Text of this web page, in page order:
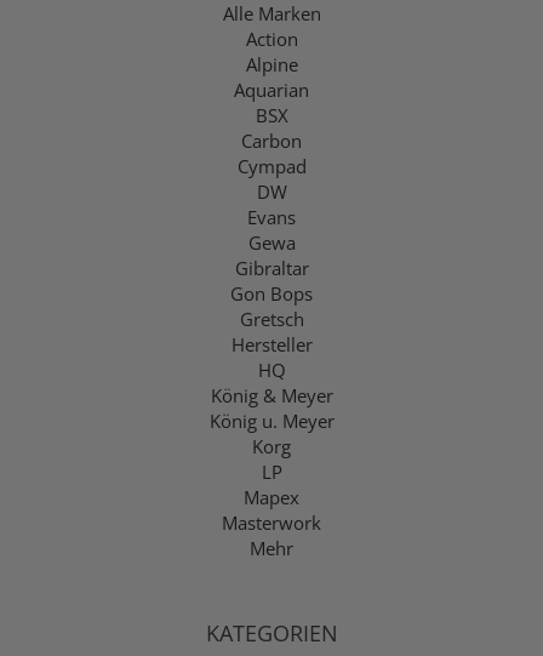
Alle Marken
Action
Alpine
Aquarian
BSX
Carbon
Cympad
DW
Evans
Gewa
Gibraltar
Gon Bops
Gretsch
Hersteller
HQ
König & Meyer
König u. Meyer
Korg
LP
Mapex
Masterwork
Mehr
KATEGORIEN